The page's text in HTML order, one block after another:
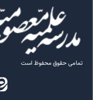
تمامی حقوق محفوظ است